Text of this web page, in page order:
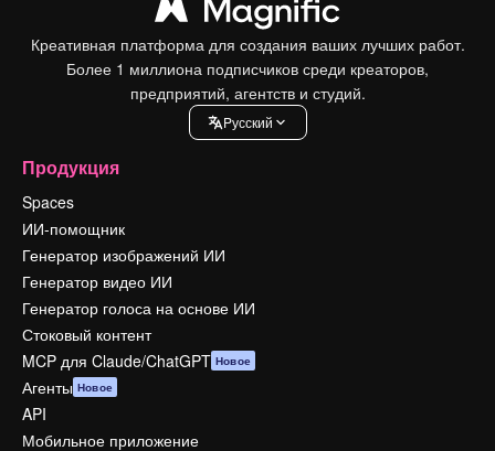
Креативная платформа для создания ваших лучших работ.
Более 1 миллиона подписчиков среди креаторов,
предприятий, агентств и студий.
Pусский
Продукция
Spaces
ИИ-помощник
Генератор изображений ИИ
Генератор видео ИИ
Генератор голоса на основе ИИ
Стоковый контент
MCP для Claude/ChatGPT Новое
Агенты Новое
API
Мобильное приложение